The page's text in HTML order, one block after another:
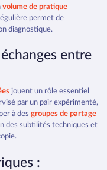
volume de pratique
permet de
diagnostique.
entre
jouent un rôle essentiel
par un pair expérimenté,
à des groupes de partage
des subtilités techniques et
: